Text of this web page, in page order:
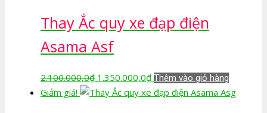
Thay Ắc quy xe đạp điện
Asama Asf
2.100.000,0₫ Giá
gốc
1.350.000,0₫Giá
hiện
Thêm vào giỏ hàng
Giảm giá!